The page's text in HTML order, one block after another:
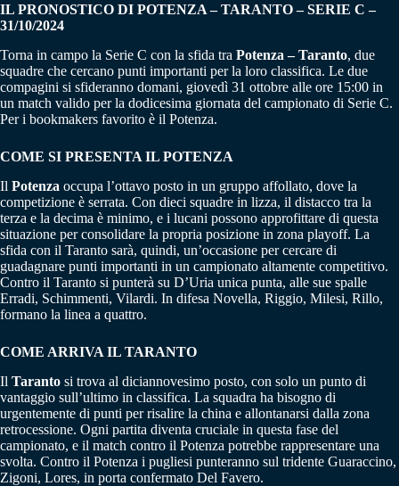
IL PRONOSTICO DI POTENZA – TARANTO – SERIE C –
31/10/2024
Torna in campo la Serie C con la sfida tra Potenza – Taranto, due
squadre che cercano punti importanti per la loro classifica. Le due
compagini si sfideranno domani, giovedì 31 ottobre alle ore 15:00 in
un match valido per la dodicesima giornata del campionato di Serie C.
Per i bookmakers favorito è il Potenza.
COME SI PRESENTA IL POTENZA
Il Potenza occupa l’ottavo posto in un gruppo affollato, dove la
competizione è serrata. Con dieci squadre in lizza, il distacco tra la
terza e la decima è minimo, e i lucani possono approfittare di questa
situazione per consolidare la propria posizione in zona playoff. La
sfida con il Taranto sarà, quindi, un’occasione per cercare di
guadagnare punti importanti in un campionato altamente competitivo.
Contro il Taranto si punterà su D’Uria unica punta, alle sue spalle
Erradi, Schimmenti, Vilardi. In difesa Novella, Riggio, Milesi, Rillo,
formano la linea a quattro.
COME ARRIVA IL TARANTO
Il Taranto si trova al diciannovesimo posto, con solo un punto di
vantaggio sull’ultimo in classifica. La squadra ha bisogno di
urgentemente di punti per risalire la china e allontanarsi dalla zona
retrocessione. Ogni partita diventa cruciale in questa fase del
campionato, e il match contro il Potenza potrebbe rappresentare una
svolta. Contro il Potenza i pugliesi punteranno sul tridente Guaraccino,
Zigoni, Lores, in porta confermato Del Favero.